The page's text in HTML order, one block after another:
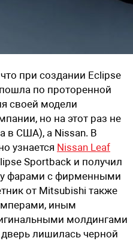
при создании Eclipse
по проторенной
своей модели
но на этот раз не
в США), а Nissan. В
узнается Nissan Leaf
Sportback и получил
фарами с фирменными
от Mitsubishi также
иным
молдингами
лишилась черной